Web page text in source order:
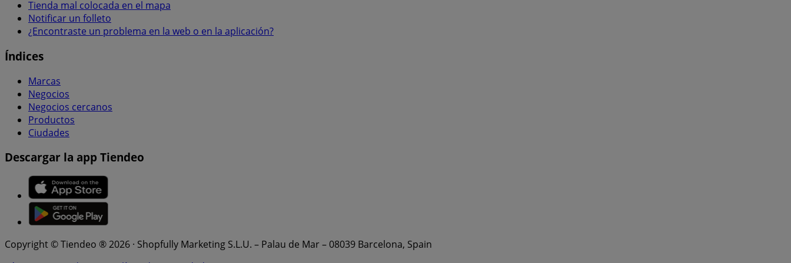
Tienda mal colocada en el mapa
Notificar un folleto
¿Encontraste un problema en la web o en la aplicación?
Índices
Marcas
Negocios
Negocios cercanos
Productos
Ciudades
Descargar la app Tiendeo
Copyright © Tiendeo ® 2026 · Shopfully Marketing S.L.U. – Palau de Mar – 08039 Barcelona, Spain